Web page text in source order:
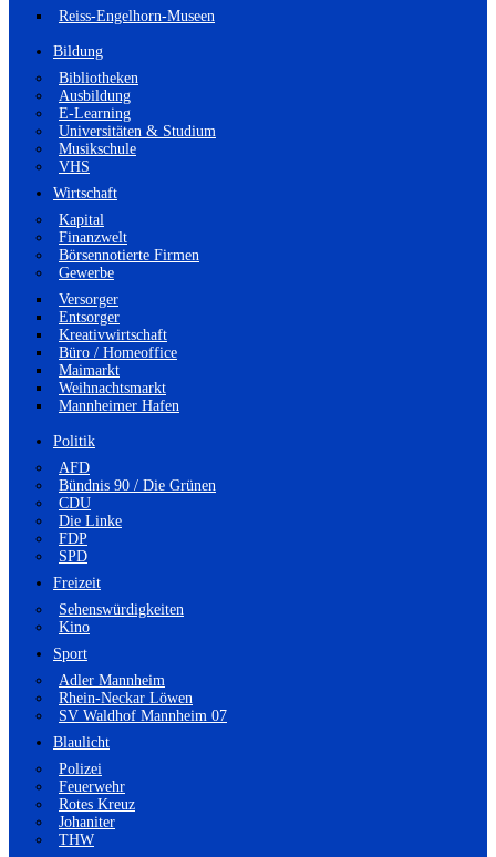
Reiss-Engelhorn-Museen
Bildung
Bibliotheken
Ausbildung
E-Learning
Universitäten & Studium
Musikschule
VHS
Wirtschaft
Kapital
Finanzwelt
Börsennotierte Firmen
Gewerbe
Versorger
Entsorger
Kreativwirtschaft
Büro / Homeoffice
Maimarkt
Weihnachtsmarkt
Mannheimer Hafen
Politik
AFD
Bündnis 90 / Die Grünen
CDU
Die Linke
FDP
SPD
Freizeit
Sehenswürdigkeiten
Kino
Sport
Adler Mannheim
Rhein-Neckar Löwen
SV Waldhof Mannheim 07
Blaulicht
Polizei
Feuerwehr
Rotes Kreuz
Johaniter
THW